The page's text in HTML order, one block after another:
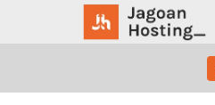
SEARCH FOR: